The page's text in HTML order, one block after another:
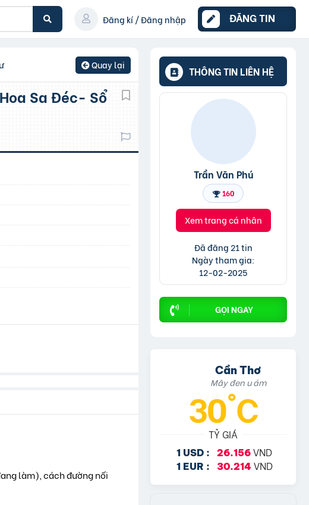
Đăng kí / Đăng nhập ĐĂNG TIN
Quay lại
làm), cách đường nối
THÔNG TIN LIÊN HỆ
Trần Văn Phú
160
Xem trang cá nhân
Đã đăng 21 tin
Ngày tham gia:
12-02-2025
GỌI NGAY
Cần Thơ
Mây đen u ám
30°C
TỶ GIÁ
1 USD : 26.156 VND
1 EUR : 30.214 VND